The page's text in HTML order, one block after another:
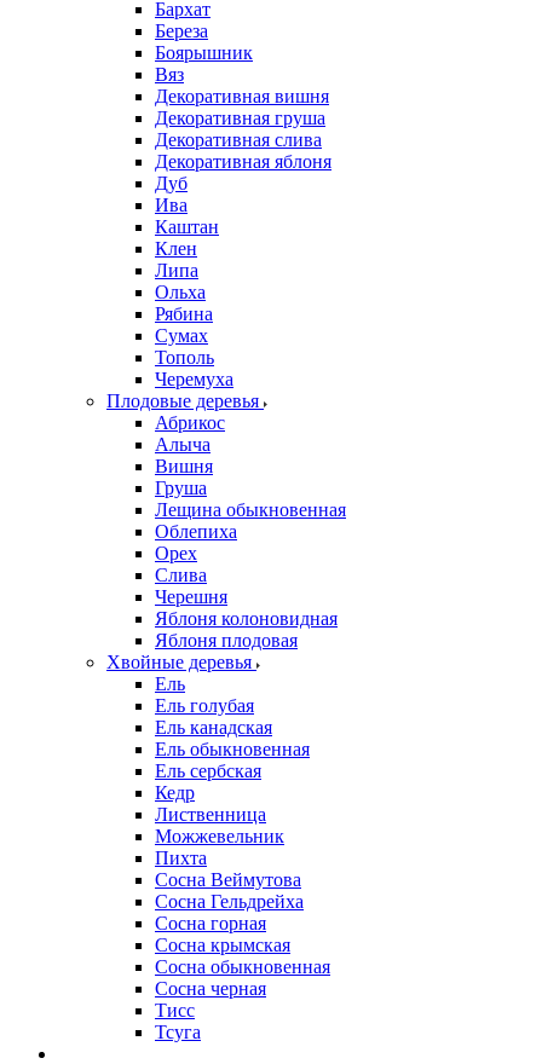
Бархат
Береза
Боярышник
Вяз
Декоративная вишня
Декоративная груша
Декоративная слива
Декоративная яблоня
Дуб
Ива
Каштан
Клен
Липа
Ольха
Рябина
Сумах
Тополь
Черемуха
Плодовые деревья
Абрикос
Алыча
Вишня
Груша
Лещина обыкновенная
Облепиха
Орех
Слива
Черешня
Яблоня колоновидная
Яблоня плодовая
Хвойные деревья
Ель
Ель голубая
Ель канадская
Ель обыкновенная
Ель сербская
Кедр
Лиственница
Можжевельник
Пихта
Сосна Веймутова
Сосна Гельдрейха
Сосна горная
Сосна крымская
Сосна обыкновенная
Сосна черная
Тисс
Тсуга